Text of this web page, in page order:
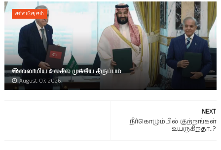
சர்வதேசம்
இஸ்லாமிய உலகில் முக்கிய திருப்பம்
August 07, 2026
NEXT
நீர்கொழும்பில் குற்றங்கள்
உயருகிறதா..?